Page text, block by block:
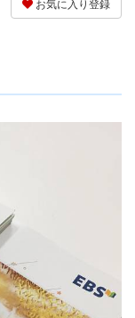
お気に入り登録